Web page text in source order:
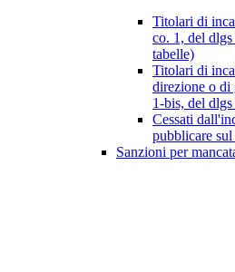
Titolari di
co. 1, del
tabelle)
Titolari di
direzione o di
1-bis, del
Cessati
pubblicare
Sanzioni per